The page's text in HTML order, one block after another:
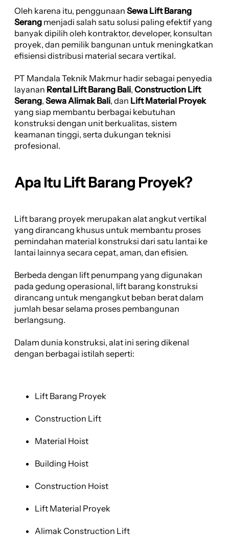
Oleh karena itu, penggunaan Sewa Lift Barang
Serang menjadi salah satu solusi paling efektif yang
banyak dipilih oleh kontraktor, developer, konsultan
proyek, dan pemilik bangunan untuk meningkatkan
efisiensi distribusi material secara vertikal.
PT Mandala Teknik Makmur hadir sebagai penyedia
layanan Rental Lift Barang Bali, Construction Lift
Serang, Sewa Alimak Bali, dan Lift Material Proyek
yang siap membantu berbagai kebutuhan
konstruksi dengan unit berkualitas, sistem
keamanan tinggi, serta dukungan teknisi
profesional.
Apa Itu Lift Barang Proyek?
Lift barang proyek merupakan alat angkut vertikal
yang dirancang khusus untuk membantu proses
pemindahan material konstruksi dari satu lantai ke
lantai lainnya secara cepat, aman, dan efisien.
Berbeda dengan lift penumpang yang digunakan
pada gedung operasional, lift barang konstruksi
dirancang untuk mengangkut beban berat dalam
jumlah besar selama proses pembangunan
berlangsung.
Dalam dunia konstruksi, alat ini sering dikenal
dengan berbagai istilah seperti:
Lift Barang Proyek
Construction Lift
Material Hoist
Building Hoist
Construction Hoist
Lift Material Proyek
Alimak Construction Lift